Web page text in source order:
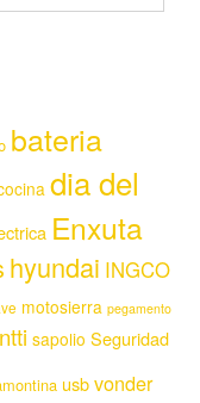
bateria
dia del
Enxuta
hyundai INGCO
motosierra pegamento
sapolio Seguridad
usbvonder